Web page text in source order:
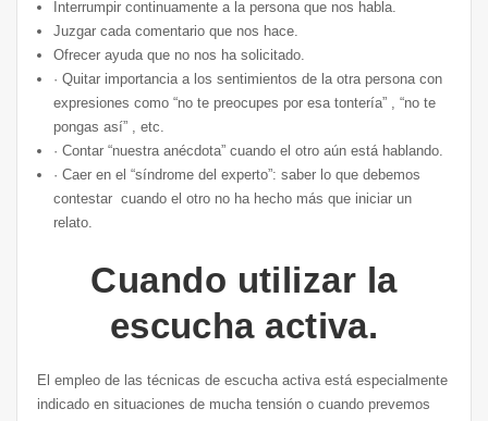
Interrumpir continuamente a la persona que nos habla.
Juzgar cada comentario que nos hace.
Ofrecer ayuda que no nos ha solicitado.
· Quitar importancia a los sentimientos de la otra persona con
expresiones como “no te preocupes por esa tontería” , “no te
pongas así” , etc.
· Contar “nuestra anécdota” cuando el otro aún está hablando.
· Caer en el “síndrome del experto”: saber lo que debemos
contestar cuando el otro no ha hecho más que iniciar un
relato.
Cuando utilizar la
escucha activa.
El empleo de las técnicas de escucha activa está especialmente
indicado en situaciones de mucha tensión o cuando prevemos